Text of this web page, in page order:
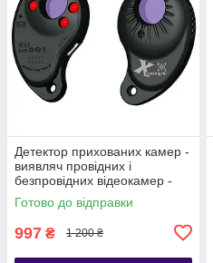
Детектор прихованих камер -
виявляч провідних і
безпровідних відеокамер -
брелок I-Tech X
Готово до відправки
997 ₴ 1 200 ₴